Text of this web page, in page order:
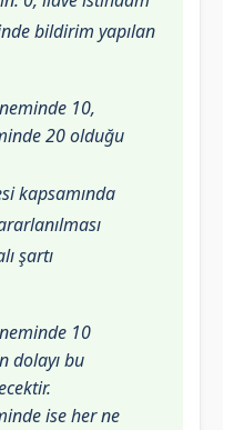
bildirim yapılan
10,
20 olduğu
kapsamında
şartı
10
dolayı bu
ise her ne